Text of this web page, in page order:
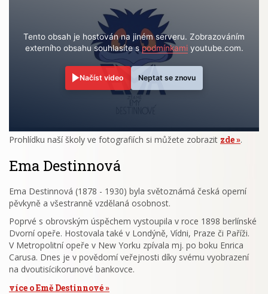
Tento obsah je hostován na jiném serveru. Zobrazováním
externího obsahu souhlasíte spodmínkamiyoutube.com.
Načíst video Neptat se znovu
Prohlídku naší školy ve fotografiích si můžete zobrazit zde .
Ema Destinnová
Ema Destinnová (1878 - 1930) byla světoznámá česká operní
pěvkyně a všestranně vzdělaná osobnost.
Poprvé s obrovským úspěchem vystoupila v roce 1898 berlínské
Dvorní opeře. Hostovala také v Londýně, Vídni, Praze či Paříži.
V Metropolitní opeře v New Yorku zpívala mj. po boku Enrica
Carusa. Dnes je v povědomí veřejnosti díky svému vyobrazení
na dvoutisícikorunové bankovce.
více o Emě Destinnové